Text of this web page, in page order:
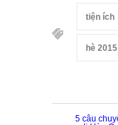
tiện ích
hè 2015
5 câu